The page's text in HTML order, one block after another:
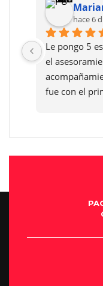
hace 6
Le pongo 5
el
fue con el
sucursal de
Moto una